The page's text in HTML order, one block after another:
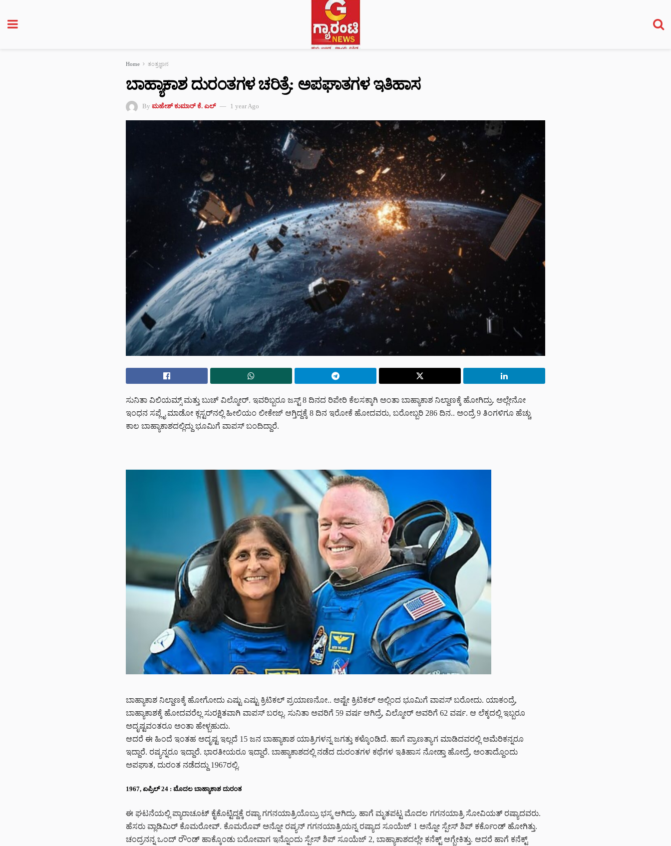
Home ತಂತ್ರಜ್ಞಾನ
ಬಾಹ್ಯಾಕಾಶ ದುರಂತಗಳ ಚರಿತ್ರೆ: ಅಪಘಾತಗಳ ಇತಿಹಾಸ
By ಮಹೇಶ್ ಕುಮಾರ್ ಕೆ. ಎಲ್ 1 year Ago
ಸುನಿತಾ ವಿಲಿಯಮ್ಸ್‌ ಮತ್ತು ಬುಚ್‌ ವಿಲ್ಮೋರ್.‌ ಇವರಿಬ್ಬರೂ ಜಸ್ಟ್‌ 8 ದಿನದ ರಿಪೇರಿ ಕೆಲಸಕ್ಕಾಗಿ ಅಂತಾ ಬಾಹ್ಯಾಕಾಶ ನಿಲ್ದಾಣಕ್ಕೆ ಹೋಗಿದ್ರು. ಅಲ್ಲೇನೋ
ಇಂಧನ ಸಪ್ಲೈ ಮಾಡೋ ಕ್ಲಸ್ಟರ್‌ನಲ್ಲಿ ಹೀಲಿಯಂ ಲೀಕೇಜ್ ಆಗ್ತಿದ್ದಕ್ಕೆ 8 ದಿನ ಇರೋಕೆ ಹೋದವರು, ಬರೋಬ್ಬರಿ 286 ದಿನ.. ಅಂದ್ರೆ 9 ತಿಂಗಳಿಗೂ ಹೆಚ್ಚು
ಕಾಲ ಬಾಹ್ಯಾಕಾಶದಲ್ಲಿದ್ದು ಭೂಮಿಗೆ ವಾಪಸ್‌ ಬಂದಿದ್ದಾರೆ.
ಬಾಹ್ಯಾಕಾಶ ನಿಲ್ದಾಣಕ್ಕೆ ಹೋಗೋದು ಎಷ್ಟು ಎಷ್ಟು ಕ್ರಿಟಿಕಲ್ ಪ್ರಯಾಣನೋ.. ಅಷ್ಟೇ ಕ್ರಿಟಿಕಲ್ ಅಲ್ಲಿಂದ ಭೂಮಿಗೆ ವಾಪಸ್ ಬರೋದು. ಯಾಕಂದ್ರೆ,
ಬಾಹ್ಯಾಕಾಶಕ್ಕೆ ಹೋದವರೆಲ್ಲ ಸುರಕ್ಷಿತವಾಗಿ ವಾಪಸ್‌ ಬರಲ್ಲ. ಸುನಿತಾ ಅವರಿಗೆ 59 ವರ್ಷ ಆಗಿದ್ರೆ, ವಿಲ್ಮೋರ್‌ ಅವರಿಗೆ 62 ವರ್ಷ. ಆ ಲೆಕ್ಕದಲ್ಲಿ ಇಬ್ಬರೂ
ಅದೃಷ್ಟವಂತರೂ ಅಂತಾ ಹೇಳ್ಬಹುದು.
ಆದರೆ ಈ ಹಿಂದೆ ಇಂತಹ ಅದೃಷ್ಟ ಇಲ್ಲದೆ 15 ಜನ ಬಾಹ್ಯಾಕಾಶ ಯಾತ್ರಿಗಳನ್ನ ಜಗತ್ತು ಕಳ್ಕೊಂಡಿದೆ. ಹಾಗೆ ಪ್ರಾಣತ್ಯಾಗ ಮಾಡಿದವರಲ್ಲಿ ಅಮೆರಿಕನ್ನರೂ
ಇದ್ದಾರೆ. ರಷ್ಯನ್ನರೂ ಇದ್ದಾರೆ. ಭಾರತೀಯರೂ ಇದ್ದಾರೆ. ಬಾಹ್ಯಾಕಾಶದಲ್ಲಿ ನಡೆದ ದುರಂತಗಳ ಕಥೆಗಳ ಇತಿಹಾಸ ನೋಡ್ತಾ ಹೋದ್ರೆ, ಅಂತಾದ್ದೊಂದು
ಅಪಘಾತ, ದುರಂತ ನಡೆದದ್ದು 1967ರಲ್ಲಿ.
1967, ಏಪ್ರಿಲ್‌ 24 : ಮೊದಲ ಬಾಹ್ಯಾಕಾಶ ದುರಂತ
ಈ ಘಟನೆಯಲ್ಲಿ ಪ್ಯಾರಾಚೂಟ್‌ ಕೈಕೊಟ್ಟಿದ್ದಕ್ಕೆ ರಷ್ಯಾ ಗಗನಯಾತ್ರಿಯೊಬ್ರು ಭಸ್ಮ ಆಗಿದ್ರು. ಹಾಗೆ ಮೃತಪಟ್ಟ ಮೊದಲ ಗಗನಯಾತ್ರಿ ಸೋವಿಯತ್‌ ರಷ್ಯಾದವರು.
ಹೆಸರು ವ್ಲಾಡಿಮಿರ್‌ ಕೊಮರೋವ್‌. ಕೊಮರೊವ್ ಅನ್ನೋ ರಷ್ಯನ್ ಗಗನಯಾತ್ರಿಯನ್ನ ರಷ್ಯಾದ ಸೂಯೆಜ್‌ 1 ಅನ್ನೋ ಸ್ಪೇಸ್‌ ಶಿಪ್‌ ಕರ್ಕೊಂಡ್‌ ಹೋಗಿತ್ತು.
ಚಂದ್ರನನ್ನ ಒಂದ್‌ ರೌಂಡ್‌ ಹಾಕ್ಕೊಂಡು ಬರೋವಾಗ ಇನ್ನೊಂದು ಸ್ಪೇಸ್‌ ಶಿಪ್‌ ಸೂಯೆಜ್‌ 2, ಬಾಹ್ಯಾಕಾಶದಲ್ಲೇ ಕನೆಕ್ಟ್ ಆಗ್ಬೇಕಿತ್ತು. ಆದರೆ ಹಾಗೆ ಕನೆಕ್ಟ್